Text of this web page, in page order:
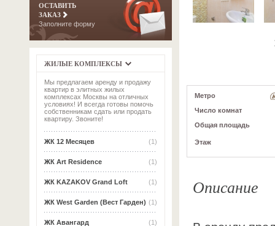
ОСТАВИТЬ
ЗАКАЗ
Заполните форму
ЖИЛЫЕ КОМПЛЕКСЫ
Мы предлагаем аренду и продажу
квартир в элитных жилых
комплексах Москвы на отличных
условиях! И всегда готовы помочь
собственникам сдать или продать
квартиру. Звоните!
(1)
ЖК 12 Месяцев
(1)
ЖК Art Residence
(1)
ЖК KAZAKOV Grand Loft
(1)
ЖК West Garden (Вест Гарден)
(1)
ЖК Авангард
Метро
Число комнат
Общая площадь
Этаж
Описание